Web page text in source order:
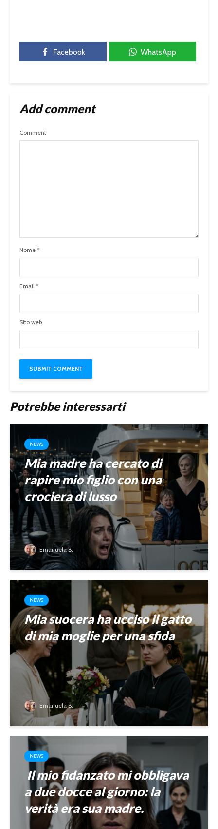
Facebook WhatsApp
Add comment
Comment
Nome *
Email *
Sito web
Potrebbe interessarti
NEWS
Mia madre ha cercato di
rapire mio figlio con una
crociera di lusso
Emanuela B.
NEWS
Mia suocera ha ucciso il gatto
di mia moglie per una sfida
Emanuela B.
NEWS
Il mio fidanzato mi obbligava
a due docce al giorno: la
verità era sua madre.